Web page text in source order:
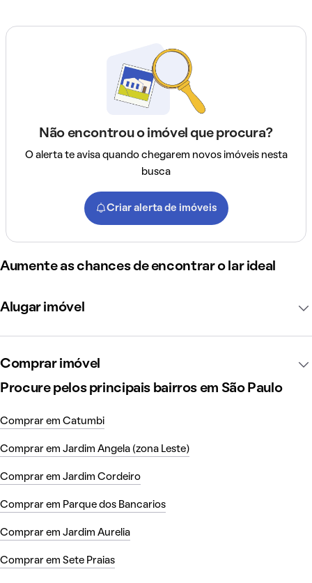
Não encontrou o imóvel que procura?
O alerta te avisa quando chegarem novos imóveis nesta
busca
Criar alerta de imóveis
Aumente as chances de encontrar o lar ideal
Alugar imóvel
Comprar imóvel
Procure pelos principais bairros em São Paulo
Comprar em Catumbi
Comprar em Jardim Angela (zona Leste)
Comprar em Jardim Cordeiro
Comprar em Parque dos Bancarios
Comprar em Jardim Aurelia
Comprar em Sete Praias